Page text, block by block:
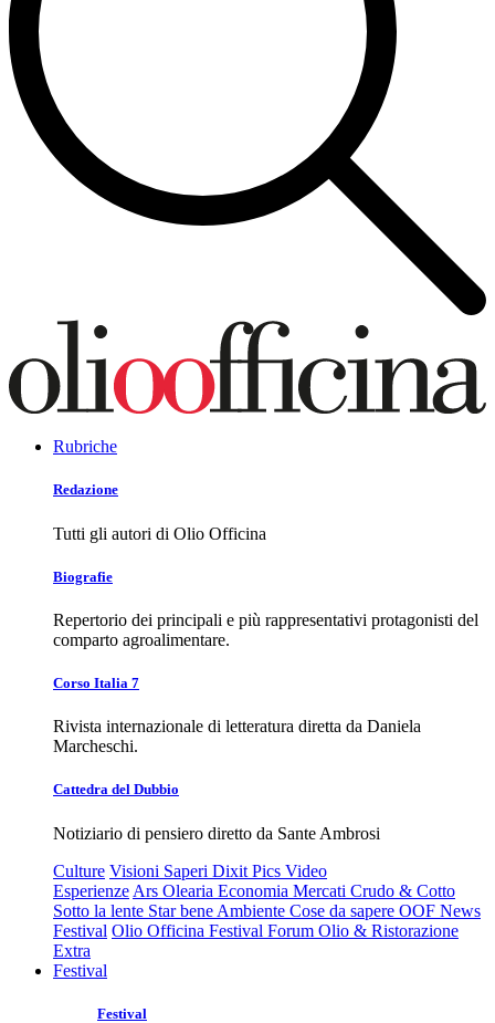
Rubriche
Redazione
Tutti gli autori di Olio Officina
Biografie
Repertorio dei principali e più rappresentativi protagonisti del
comparto agroalimentare.
Corso Italia 7
Rivista internazionale di letteratura diretta da Daniela
Marcheschi.
Cattedra del Dubbio
Notiziario di pensiero diretto da Sante Ambrosi
Culture Visioni Saperi Dixit Pics Video
Esperienze Ars Olearia Economia Mercati Crudo & Cotto
Sotto la lente Star bene Ambiente Cose da sapere OOF News
Festival Olio Officina Festival Forum Olio & Ristorazione
Extra
Festival
Festival